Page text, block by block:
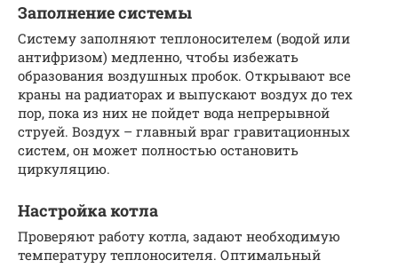
Заполнение системы
Систему заполняют теплоносителем (водой или
антифризом) медленно, чтобы избежать
образования воздушных пробок. Открывают все
краны на радиаторах и выпускают воздух до тех
пор, пока из них не пойдет вода непрерывной
струей. Воздух – главный враг гравитационных
систем, он может полностью остановить
циркуляцию.
Настройка котла
Проверяют работу котла, задают необходимую
температуру теплоносителя. Оптимальный